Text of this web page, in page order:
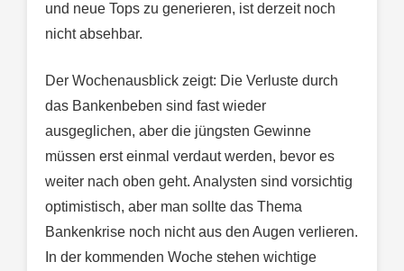
und neue Tops zu generieren, ist derzeit noch
nicht absehbar.
Der Wochenausblick zeigt: Die Verluste durch
das Bankenbeben sind fast wieder
ausgeglichen, aber die jüngsten Gewinne
müssen erst einmal verdaut werden, bevor es
weiter nach oben geht. Analysten sind vorsichtig
optimistisch, aber man sollte das Thema
Bankenkrise noch nicht aus den Augen verlieren.
In der kommenden Woche stehen wichtige